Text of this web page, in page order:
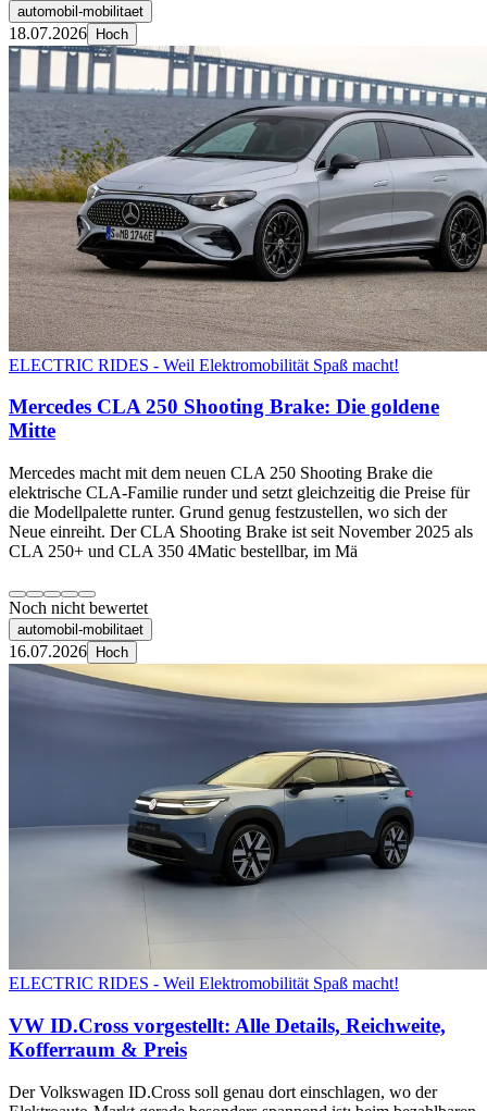
automobil-mobilitaet
18.07.2026 Hoch
ELECTRIC RIDES - Weil Elektromobilität Spaß macht!
Mercedes CLA 250 Shooting Brake: Die goldene
Mitte
Mercedes macht mit dem neuen CLA 250 Shooting Brake die
elektrische CLA-Familie runder und setzt gleichzeitig die Preise für
die Modellpalette runter. Grund genug festzustellen, wo sich der
Neue einreiht. Der CLA Shooting Brake ist seit November 2025 als
CLA 250+ und CLA 350 4Matic bestellbar, im Mä
Noch nicht bewertet
automobil-mobilitaet
16.07.2026 Hoch
ELECTRIC RIDES - Weil Elektromobilität Spaß macht!
VW ID.Cross vorgestellt: Alle Details, Reichweite,
Kofferraum & Preis
Der Volkswagen ID.Cross soll genau dort einschlagen, wo der